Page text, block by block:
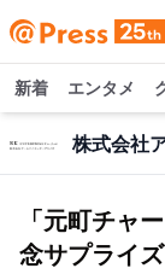
新着 エンタメ
「元町チャ
念サプライ